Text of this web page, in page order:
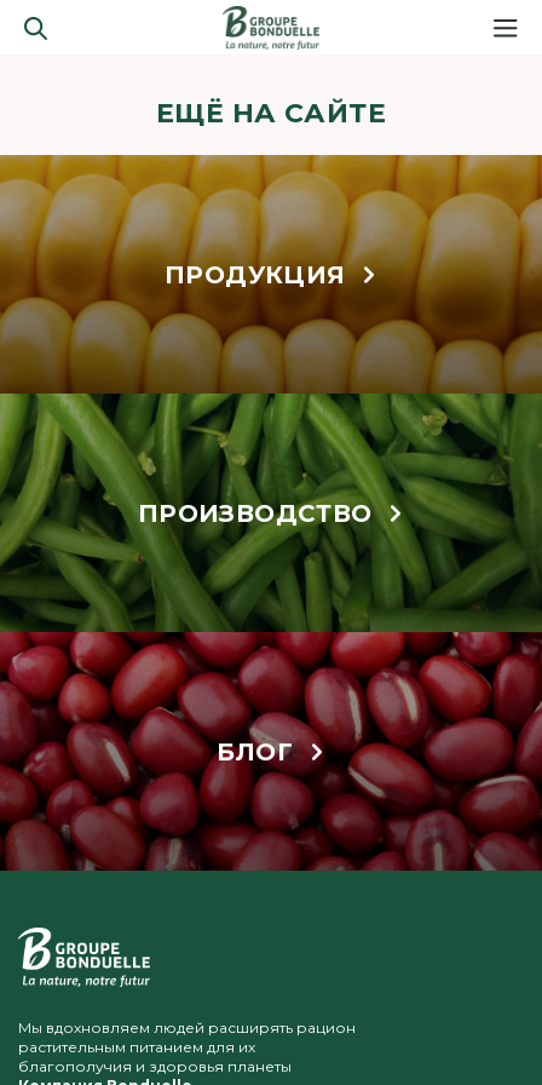
ЕЩЁ НА САЙТЕ
ПРОДУКЦИЯ
ПРОИЗВОДСТВО
БЛОГ
Мы вдохновляем людей расширять рацион
растительным питанием для их
благополучия и здоровья планеты